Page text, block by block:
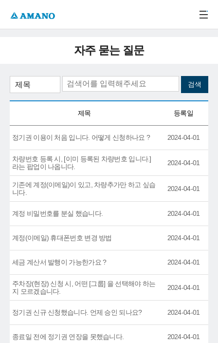
자주 묻는 질문
제목 등록일
정기권 이용이 처음 입니다. 어떻게 신청하나요 ? 2024-04-01
차량번호 등록 시, [이미 등록된 차량번호 입니다.]
라는 팝업이 나옵니다.
2024-04-01
기존에 계정(이메일)이 있고, 차량추가만 하고 싶습
니다.
2024-04-01
계정 비밀번호를 분실 했습니다. 2024-04-01
계정(이메일) 휴대폰번호 변경 방법 2024-04-01
세금 계산서 발행이 가능한가요 ? 2024-04-01
주차장(현장) 신청 시, 어떤 [그룹] 을 선택해야 하는
지 모르겠습니다.
2024-04-01
정기권 신규 신청했습니다. 언제 승인 되나요? 2024-04-01
종료일 전에 정기권 연장을 못했습니다. 2024-04-01